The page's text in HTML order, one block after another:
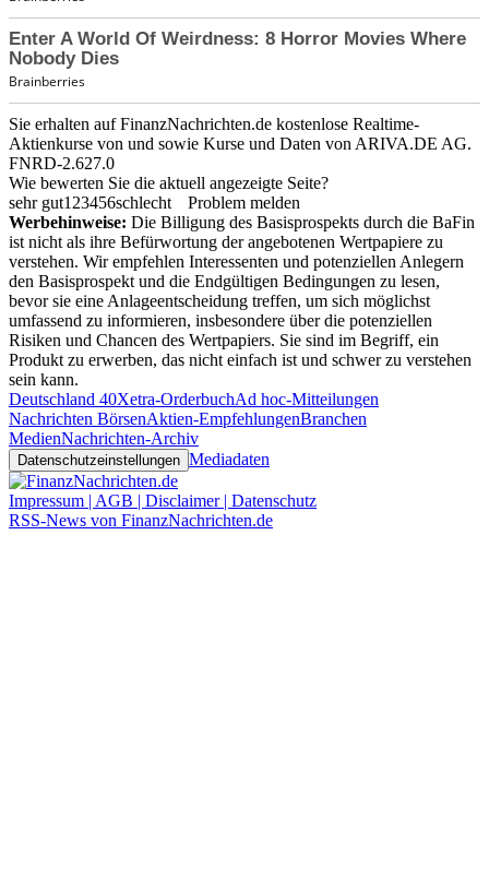
Sie erhalten auf FinanzNachrichten.de kostenlose Realtime-
Aktienkurse von und sowie Kurse und Daten vonARIVA.DE AG.
FNRD-2.627.0
Wie bewerten Sie die aktuell angezeigte Seite?
sehr gut123456schlecht
Problem melden
Werbehinweise: Die Billigung des Basisprospekts durch die BaFin
ist nicht als ihre Befürwortung der angebotenen Wertpapiere zu
verstehen. Wir empfehlen Interessenten und potenziellen Anlegern
den Basisprospekt und die Endgültigen Bedingungen zu lesen,
bevor sie eine Anlageentscheidung treffen, um sich möglichst
umfassend zu informieren, insbesondere über die potenziellen
Risiken und Chancen des Wertpapiers. Sie sind im Begriff, ein
Produkt zu erwerben, das nicht einfach ist und schwer zu verstehen
sein kann.
Deutschland 40Xetra-OrderbuchAd hoc-Mitteilungen
Nachrichten BörsenAktien-EmpfehlungenBranchen
MedienNachrichten-Archiv
Datenschutzeinstellungen Mediadaten
Impressum | AGB | Disclaimer | Datenschutz
RSS-News von FinanzNachrichten.de